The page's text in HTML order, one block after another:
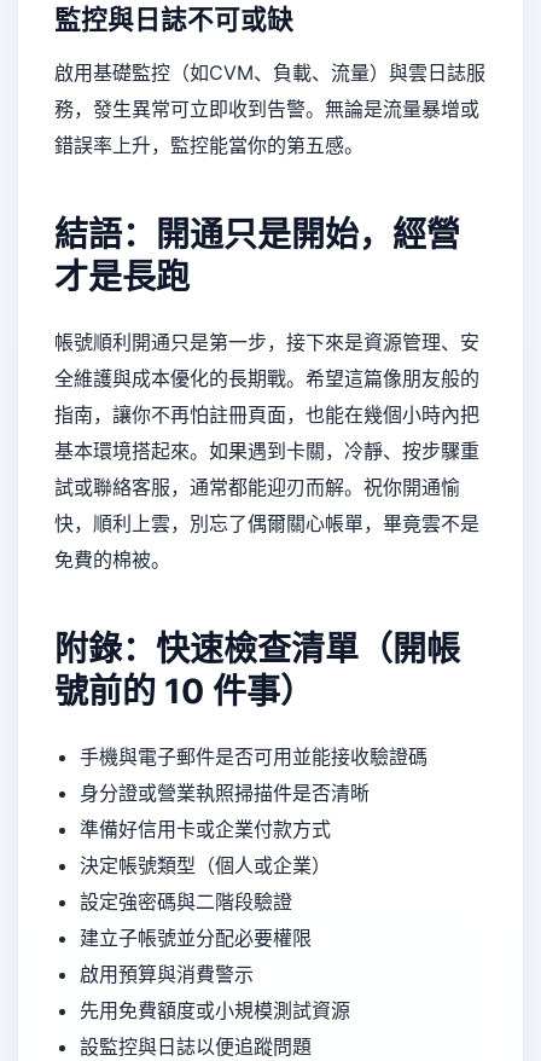
監控與日誌不可或缺
啟用基礎監控（如CVM、負載、流量）與雲日誌服
務，發生異常可立即收到告警。無論是流量暴增或
錯誤率上升，監控能當你的第五感。
結語：開通只是開始，經營
才是長跑
帳號順利開通只是第一步，接下來是資源管理、安
全維護與成本優化的長期戰。希望這篇像朋友般的
指南，讓你不再怕註冊頁面，也能在幾個小時內把
基本環境搭起來。如果遇到卡關，冷靜、按步驟重
試或聯絡客服，通常都能迎刃而解。祝你開通愉
快，順利上雲，別忘了偶爾關心帳單，畢竟雲不是
免費的棉被。
附錄：快速檢查清單（開帳
號前的 10 件事）
手機與電子郵件是否可用並能接收驗證碼
身分證或營業執照掃描件是否清晰
準備好信用卡或企業付款方式
決定帳號類型（個人或企業）
設定強密碼與二階段驗證
建立子帳號並分配必要權限
啟用預算與消費警示
先用免費額度或小規模測試資源
設監控與日誌以便追蹤問題